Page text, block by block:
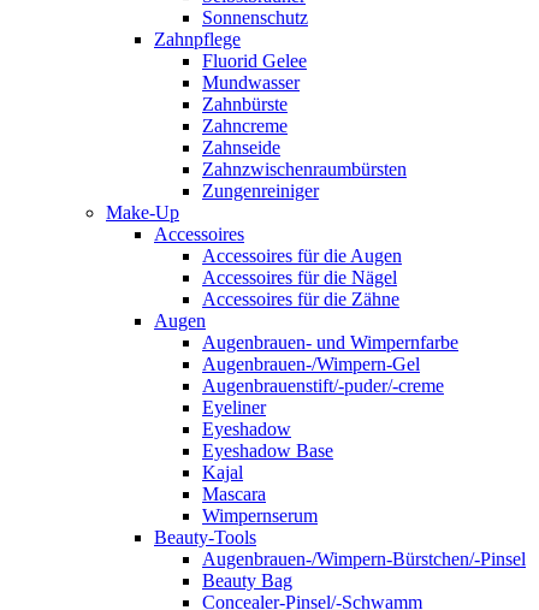
Sonnenschutz
Zahnpflege
Fluorid Gelee
Mundwasser
Zahnbürste
Zahncreme
Zahnseide
Zahnzwischenraumbürsten
Zungenreiniger
Make-Up
Accessoires
Accessoires für die Augen
Accessoires für die Nägel
Accessoires für die Zähne
Augen
Augenbrauen- und Wimpernfarbe
Augenbrauen-/Wimpern-Gel
Augenbrauenstift/-puder/-creme
Eyeliner
Eyeshadow
Eyeshadow Base
Kajal
Mascara
Wimpernserum
Beauty-Tools
Augenbrauen-/Wimpern-Bürstchen/-Pinsel
Beauty Bag
Concealer-Pinsel/-Schwamm